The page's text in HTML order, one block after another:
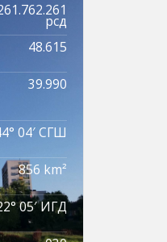
рсд
48.615
39.990
04′ СГШ
856 km²
05′ ИГД